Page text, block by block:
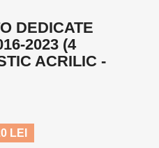
DEDICATE
2023 (4
ACRILIC -
LEI